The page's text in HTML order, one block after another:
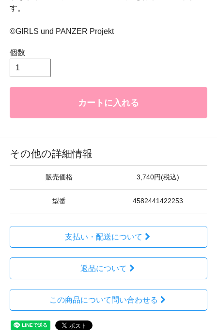
す。
©GIRLS und PANZER Projekt
個数
カートに入れる
その他の詳細情報
販売価格 3,740円(税込)
型番 4582441422253
支払い・配送について
返品について
この商品について問い合わせる